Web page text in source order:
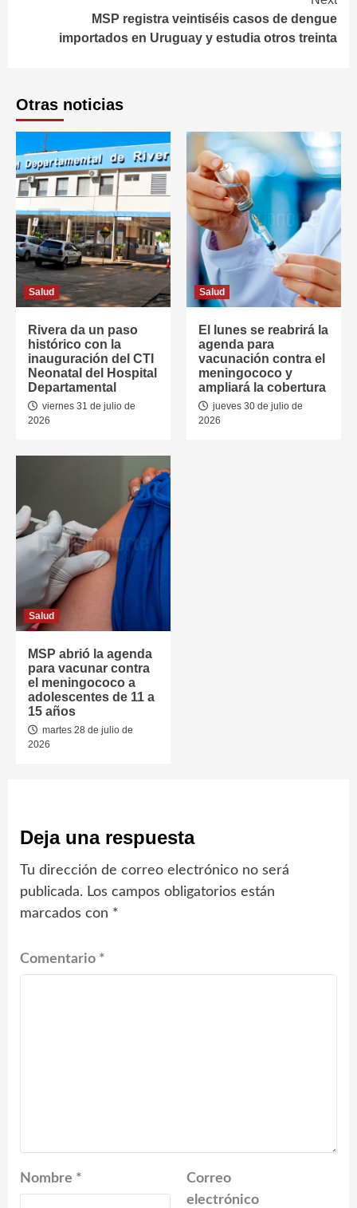
MSP registra veintiséis casos de dengue
importados en Uruguay y estudia otros treinta
Otras noticias
Salud
Rivera da un paso
histórico con la
inauguración del CTI
Neonatal del Hospital
Departamental
viernes 31 de julio de
2026
Salud
El lunes se reabrirá la
agenda para
vacunación contra el
meningococo y
ampliará la cobertura
jueves 30 de julio de
2026
Salud
MSP abrió la agenda
para vacunar contra
el meningococo a
adolescentes de 11 a
15 años
martes 28 de julio de
2026
Deja una respuesta
Tu dirección de correo electrónico no será
publicada. Los campos obligatorios están
marcados con *
Comentario *
Nombre *
Correo
electrónico